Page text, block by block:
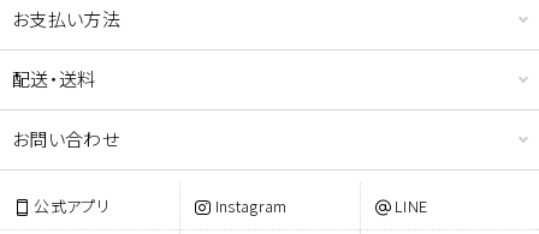
お支払い方法
配送・送料
お問い合わせ
公式アプリ Instagram LINE